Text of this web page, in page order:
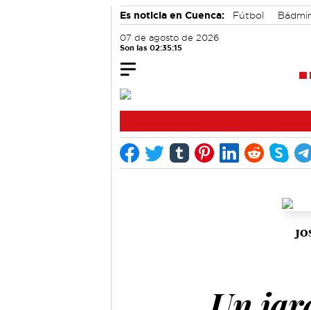
Es noticia en Cuenca: Fútbol
07 de agosto de 2026
Son las 02:35:15